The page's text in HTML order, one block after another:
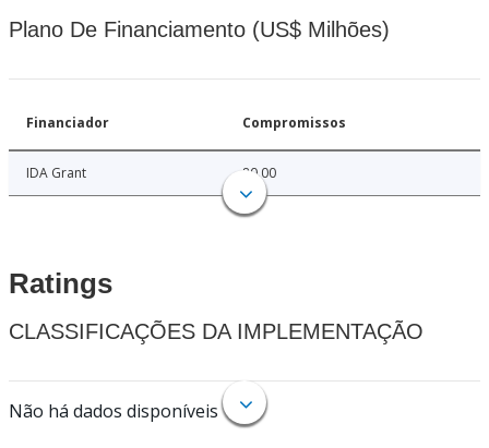
Plano De Financiamento (US$ Milhões)
Financiador Compromissos
IDA Grant 80.00
Ratings
CLASSIFICAÇÕES DA IMPLEMENTAÇÃO
Não há dados disponíveis